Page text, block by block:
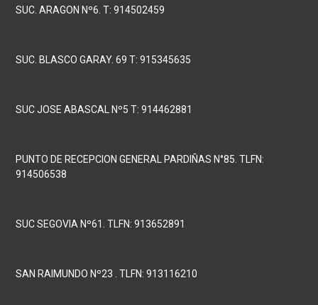
SUC. ARAGON Nº6. T: 914502459
SUC. BLASCO GARAY. 69 T: 915345635
SUC JOSE ABASCAL Nº5 T: 914462881
PUNTO DE RECEPCION GENERAL PARDIÑAS N°85. TLFN:
914506538
SUC SEGOVIA Nº61. TLFN: 913652891
SAN RAIMUNDO Nº23 . TLFN: 913116210